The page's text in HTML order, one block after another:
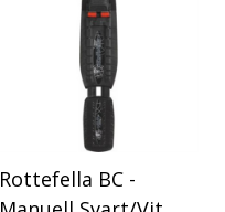
Rottefella BC -